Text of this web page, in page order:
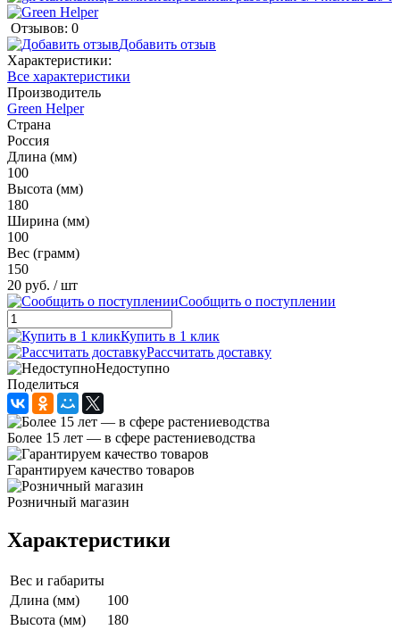
Отзывов: 0
Добавить отзыв
Характеристики:
Все характеристики
Производитель
Green Helper
Страна
Россия
Длина (мм)
100
Высота (мм)
180
Ширина (мм)
100
Вес (грамм)
150
20 руб. / шт
Сообщить о поступлении
Купить в 1 клик
Рассчитать доставку
Недоступно
Поделиться
Более 15 лет — в сфере растениеводства
Гарантируем качество товаров
Розничный магазин
Характеристики
Вес и габариты
Длина (мм)
100
Высота (мм)
180